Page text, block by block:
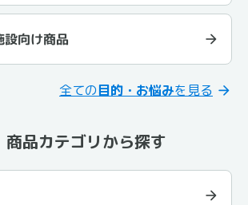
設向け商品
全ての目的・お悩みを見る
商品カテゴリから探す